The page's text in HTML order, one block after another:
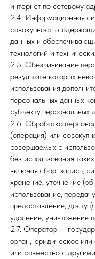
интернет по сетевому
2.4. Информационная
совокупность
данных и
технологий и
2.5. Обезличивание
результате которых
использования
персональных данных
субъекту персональных
2.6. Обработка
(операция) или
совершаемых с
без использования
включая сбор, запись,
хранение, уточнение
использование,
предоставление,
удаление, уничтожение
2.7. Оператор —
орган, юридическое или
или совместно с